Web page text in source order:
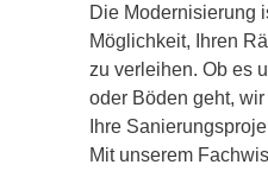
Die Modernisierung
Möglichkeit, Ihren
zu verleihen. Ob es
oder Böden geht,
Ihre
Mit unserem